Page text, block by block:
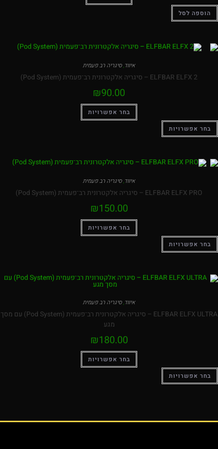
הוספה לסל
איווד,סיגריה רב פעמית
ELFBAR ELFX 2 – סיגריה אלקטרונית רב־פעמית (Pod System)
₪90.00
בחר אפשרויות
בחר אפשרויות
איווד,סיגריה רב פעמית
ELFBAR ELFX PRO – סיגריה אלקטרונית רב־פעמית (Pod System)
₪150.00
בחר אפשרויות
בחר אפשרויות
איווד,סיגריה רב פעמית
ELFBAR ELFX ULTRA – סיגריה אלקטרונית רב־פעמית (Pod System) עם מסך
מגע
₪180.00
בחר אפשרויות
בחר אפשרויות